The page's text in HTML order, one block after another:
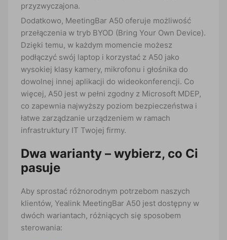
przyzwyczajona.
Dodatkowo, MeetingBar A50 oferuje możliwość
przełączenia w tryb BYOD (Bring Your Own Device).
Dzięki temu, w każdym momencie możesz
podłączyć swój laptop i korzystać z A50 jako
wysokiej klasy kamery, mikrofonu i głośnika do
dowolnej innej aplikacji do wideokonferencji. Co
więcej, A50 jest w pełni zgodny z Microsoft MDEP,
co zapewnia najwyższy poziom bezpieczeństwa i
łatwe zarządzanie urządzeniem w ramach
infrastruktury IT Twojej firmy.
Dwa warianty – wybierz, co Ci
pasuje
Aby sprostać różnorodnym potrzebom naszych
klientów, Yealink MeetingBar A50 jest dostępny w
dwóch wariantach, różniących się sposobem
sterowania: